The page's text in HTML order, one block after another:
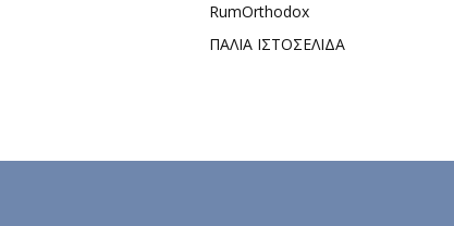
RumOrthodox
ΠΑΛΙΑ ΙΣΤΟΣΕΛΙΔΑ